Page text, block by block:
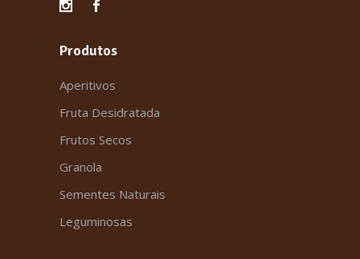
Produtos
Aperitivos
Fruta Desidratada
Frutos Secos
Granola
Sementes Naturais
Leguminosas